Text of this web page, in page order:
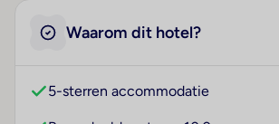
Waarom dit hotel?
5-sterren accommodatie